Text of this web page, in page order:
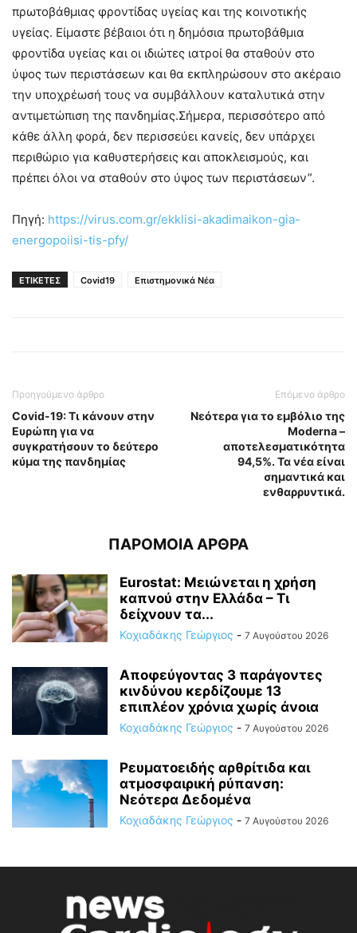
πρωτοβάθμιας φροντίδας υγείας και της κοινοτικής
υγείας. Είμαστε βέβαιοι ότι η δημόσια πρωτοβάθμια
φροντίδα υγείας και οι ιδιώτες ιατροί θα σταθούν στο
ύψος των περιστάσεων και θα εκπληρώσουν στο ακέραιο
την υποχρέωσή τους να συμβάλλουν καταλυτικά στην
αντιμετώπιση της πανδημίας.Σήμερα, περισσότερο από
κάθε άλλη φορά, δεν περισσεύει κανείς, δεν υπάρχει
περιθώριο για καθυστερήσεις και αποκλεισμούς, και
πρέπει όλοι να σταθούν στο ύψος των περιστάσεων”.
Πηγή: https://virus.com.gr/ekklisi-akadimaikon-gia-
energopoiisi-tis-pfy/
ΕΤΙΚΕΤΕΣ Covid19 Επιστημονικά Νέα
Προηγούμενο άρθρο
Covid-19: Τι κάνουν στην
Ευρώπη για να
συγκρατήσουν το δεύτερο
κύμα της πανδημίας
Επόμενο άρθρο
Νεότερα για το εμβόλιο της
Moderna –
αποτελεσματικότητα
94,5%. Τα νέα είναι
σημαντικά και
ενθαρρυντικά.
ΠΑΡΟΜΟΙΑ ΑΡΘΡΑ
Eurostat: Μειώνεται η χρήση
καπνού στην Ελλάδα – Τι
δείχνουν τα...
Κοχιαδάκης Γεώργιος - 7 Αυγούστου 2026
Αποφεύγοντας 3 παράγοντες
κινδύνου κερδίζουμε 13
επιπλέον χρόνια χωρίς άνοια
Κοχιαδάκης Γεώργιος - 7 Αυγούστου 2026
Ρευματοειδής αρθρίτιδα και
ατμοσφαιρική ρύπανση:
Νεότερα Δεδομένα
Κοχιαδάκης Γεώργιος - 7 Αυγούστου 2026